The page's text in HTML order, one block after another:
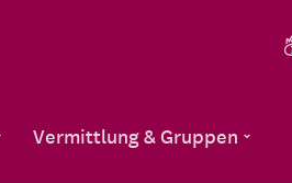
Vermittlung & Gruppen